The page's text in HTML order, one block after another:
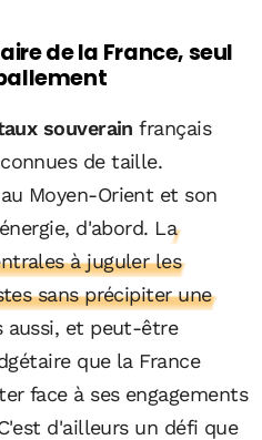
de la France, seul
souverain français
de taille.
Moyen-Orient et son
d'abord. La
à juguler les
sans précipiter une
aussi, et peut-être
que la France
face à ses engagements
d'ailleurs un défi que